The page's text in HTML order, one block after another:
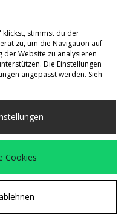
Zahlungsmethoden
Website auf
klickst, stimmst du der
zu, um die Navigation auf
der Website zu analysieren
Die Einstellungen
angepasst werden. Sieh
Cookies